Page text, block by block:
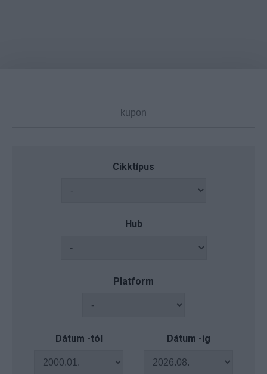
Cikktípus
Hub
Platform
Dátum -tól Dátum -ig